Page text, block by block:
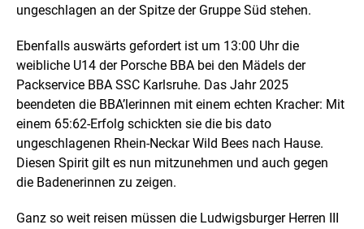
ungeschlagen an der Spitze der Gruppe Süd stehen.
Ebenfalls auswärts gefordert ist um 13:00 Uhr die
weibliche U14 der Porsche BBA bei den Mädels der
Packservice BBA SSC Karlsruhe. Das Jahr 2025
beendeten die BBA’lerinnen mit einem echten Kracher: Mit
einem 65:62-Erfolg schickten sie die bis dato
ungeschlagenen Rhein-Neckar Wild Bees nach Hause.
Diesen Spirit gilt es nun mitzunehmen und auch gegen
die Badenerinnen zu zeigen.
Ganz so weit reisen müssen die Ludwigsburger Herren III